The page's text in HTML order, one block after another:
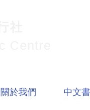
關於我們 中文